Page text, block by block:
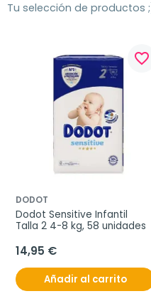
Tu selección de productos
favorite_border
DODOT
Dodot Sensitive Infantil
Talla 2 4-8 kg, 58 unidades
14,95 €
Añadir al carrito